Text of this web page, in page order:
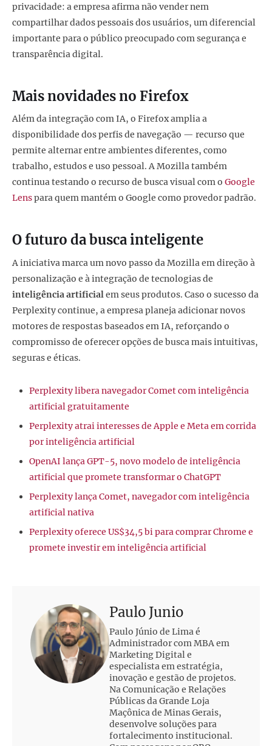
privacidade: a empresa afirma não vender nem
compartilhar dados pessoais dos usuários, um diferencial
importante para o público preocupado com segurança e
transparência digital.
Mais novidades no Firefox
Além da integração com IA, o Firefox amplia a
disponibilidade dos perfis de navegação — recurso que
permite alternar entre ambientes diferentes, como
trabalho, estudos e uso pessoal. A Mozilla também
continua testando o recurso de busca visual com o Google
Lenspara quem mantém o Google como provedor padrão.
O futuro da busca inteligente
A iniciativa marca um novo passo da Mozilla em direção à
personalização e à integração de tecnologias de
inteligência artificialem seus produtos. Caso o sucesso da
Perplexity continue, a empresa planeja adicionar novos
motores de respostas baseados em IA, reforçando o
compromisso de oferecer opções de busca mais intuitivas,
seguras e éticas.
Perplexity libera navegador Comet com inteligência
artificial gratuitamente
Perplexity atrai interesses de Apple e Meta em corrida
por inteligência artificial
OpenAI lança GPT-5, novo modelo de inteligência
artificial que promete transformar o ChatGPT
Perplexity lança Comet, navegador com inteligência
artificial nativa
Perplexity oferece US$34,5 bi para comprar Chrome e
promete investir em inteligência artificial
Paulo Junio
Paulo Júnio de Lima é
Administrador com MBA em
Marketing Digital e
especialista em estratégia,
inovação e gestão de projetos.
Na Comunicação e Relações
Públicas da Grande Loja
Maçônica de Minas Gerais,
desenvolve soluções para
fortalecimento institucional.